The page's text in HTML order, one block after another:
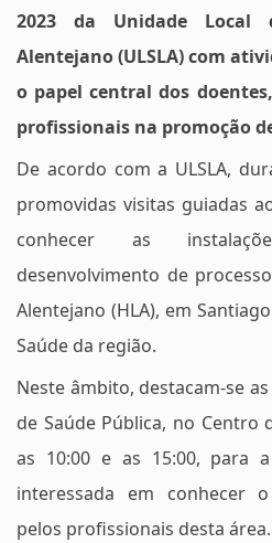
2023 da Unidade Local
Alentejano (ULSLA) com
o papel central dos
profissionais na promoção
De acordo com a ULSLA,
promovidas visitas guiadas
conhecer as
desenvolvimento de
Alentejano (HLA), em
Saúde da região.
Neste âmbito, destacam-se
de Saúde Pública, no Centro
as 10:00 e as 15:00, para
interessada em conhecer
pelos profissionais desta área.